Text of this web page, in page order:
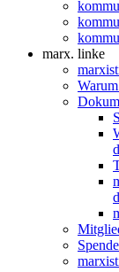
marx. linke